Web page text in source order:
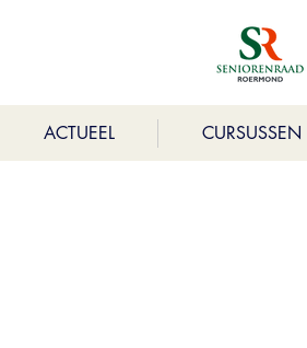
ACTUEEL CURSUSSEN